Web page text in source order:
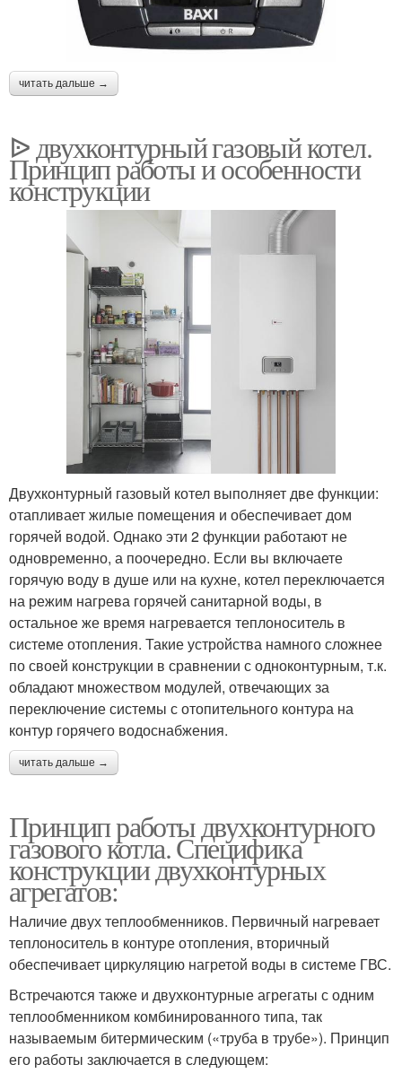
читать дальше →
ᐉ двухконтурный газовый котел.
Принцип работы и особенности
конструкции
Двухконтурный газовый котел выполняет две функции:
отапливает жилые помещения и обеспечивает дом
горячей водой. Однако эти 2 функции работают не
одновременно, а поочередно. Если вы включаете
горячую воду в душе или на кухне, котел переключается
на режим нагрева горячей санитарной воды, в
остальное же время нагревается теплоноситель в
системе отопления. Такие устройства намного сложнее
по своей конструкции в сравнении с одноконтурным, т.к.
обладают множеством модулей, отвечающих за
переключение системы с отопительного контура на
контур горячего водоснабжения.
читать дальше →
Принцип работы двухконтурного
газового котла. Специфика
конструкции двухконтурных
агрегатов:
Наличие двух теплообменников. Первичный нагревает
теплоноситель в контуре отопления, вторичный
обеспечивает циркуляцию нагретой воды в системе ГВС.
Встречаются также и двухконтурные агрегаты с одним
теплообменником комбинированного типа, так
называемым битермическим («труба в трубе»). Принцип
его работы заключается в следующем: